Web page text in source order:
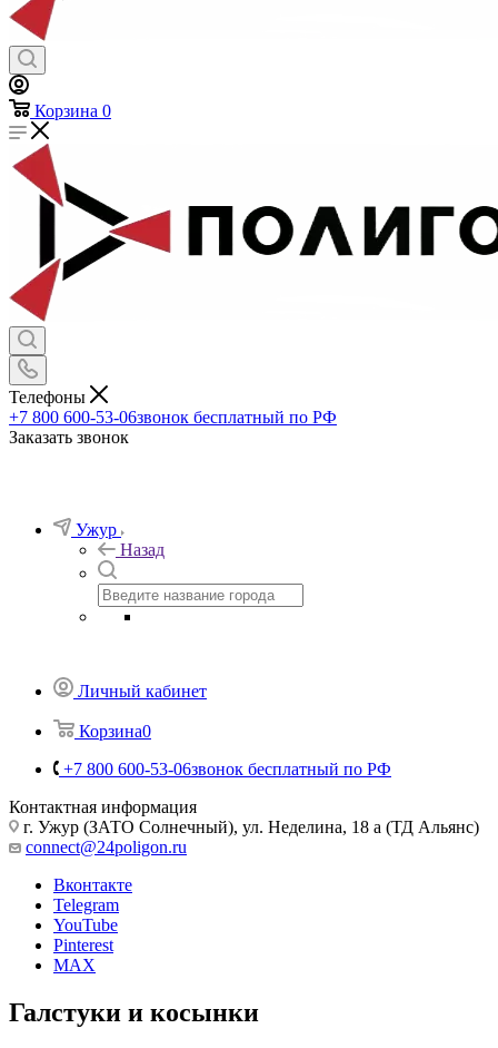
Корзина 0
Телефоны
+7 800 600-53-06звонок бесплатный по РФ
Заказать звонок
Ужур
Назад
Личный кабинет
Корзина0
+7 800 600-53-06звонок бесплатный по РФ
Контактная информация
г. Ужур (ЗАТО Солнечный), ул. Неделина, 18 а (ТД Альянс)
connect@24poligon.ru
Вконтакте
Telegram
YouTube
Pinterest
MAX
Галстуки и косынки